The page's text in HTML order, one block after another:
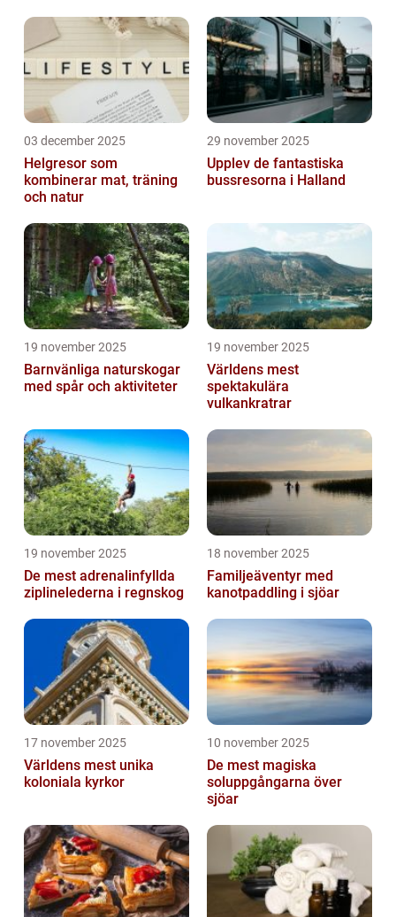
03 december 2025
Helgresor som
kombinerar mat, träning
och natur
29 november 2025
Upplev de fantastiska
bussresorna i Halland
19 november 2025
Barnvänliga naturskogar
med spår och aktiviteter
19 november 2025
Världens mest
spektakulära
vulkankratrar
19 november 2025
De mest adrenalinfyllda
ziplinelederna i regnskog
18 november 2025
Familjeäventyr med
kanotpaddling i sjöar
17 november 2025
Världens mest unika
koloniala kyrkor
10 november 2025
De mest magiska
soluppgångarna över
sjöar